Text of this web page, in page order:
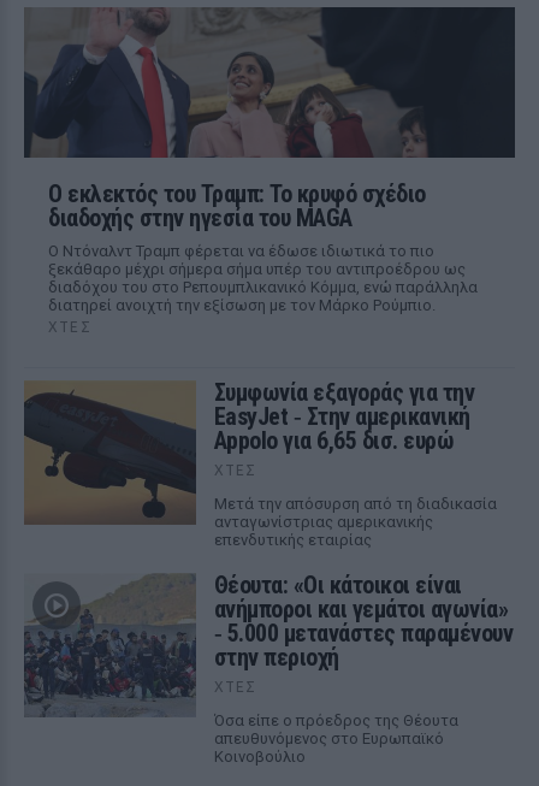
Ο εκλεκτός του Τραμπ: Το κρυφό σχέδιο
διαδοχής στην ηγεσία του MAGA
Ο Ντόναλντ Τραμπ φέρεται να έδωσε ιδιωτικά το πιο
ξεκάθαρο μέχρι σήμερα σήμα υπέρ του αντιπροέδρου ως
διαδόχου του στο Ρεπουμπλικανικό Κόμμα, ενώ παράλληλα
διατηρεί ανοιχτή την εξίσωση με τον Μάρκο Ρούμπιο.
ΧΤΕΣ
Συμφωνία εξαγοράς για την
EasyJet ‑ Στην αμερικανική
Appolo για 6,65 δισ. ευρώ
ΧΤΕΣ
Μετά την απόσυρση από τη διαδικασία
ανταγωνίστριας αμερικανικής
επενδυτικής εταιρίας
Θέουτα: «Οι κάτοικοι είναι
ανήμποροι και γεμάτοι αγωνία»
‑ 5.000 μετανάστες παραμένουν
στην περιοχή
ΧΤΕΣ
Όσα είπε ο πρόεδρος της Θέουτα
απευθυνόμενος στο Ευρωπαϊκό
Κοινοβούλιο